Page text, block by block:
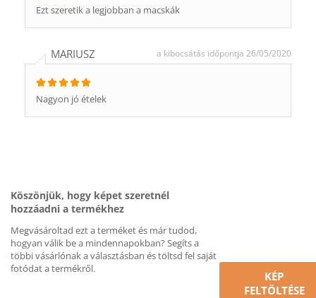
Ezt szeretik a legjobban a macskák
MARIUSZ a kibocsátás időpontja 26/05/2020
Nagyon jó ételek
Köszönjük, hogy képet szeretnél
hozzáadni a termékhez
Megvásároltad ezt a terméket és már tudod,
hogyan válik be a mindennapokban? Segíts a
többi vásárlónak a választásban és töltsd fel saját
fotódat a termékről.
KÉP
FELTÖLTÉSE